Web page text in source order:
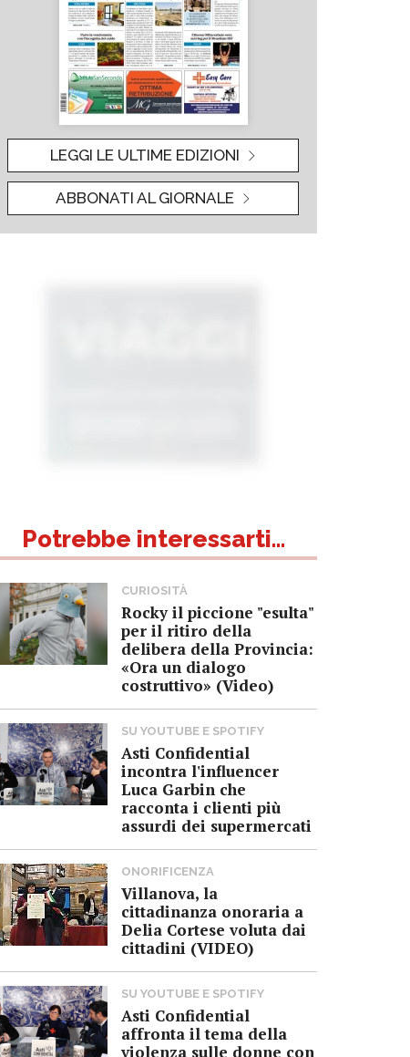
LEGGI LE ULTIME EDIZIONI
ABBONATI AL GIORNALE
Potrebbe interessarti...
CURIOSITÀ
Rocky il piccione "esulta"
per il ritiro della
delibera della Provincia:
«Ora un dialogo
costruttivo» (Video)
SU YOUTUBE E SPOTIFY
Asti Confidential
incontra l'influencer
Luca Garbin che
racconta i clienti più
assurdi dei supermercati
ONORIFICENZA
Villanova, la
cittadinanza onoraria a
Delia Cortese voluta dai
cittadini (VIDEO)
SU YOUTUBE E SPOTIFY
Asti Confidential
affronta il tema della
violenza sulle donne con